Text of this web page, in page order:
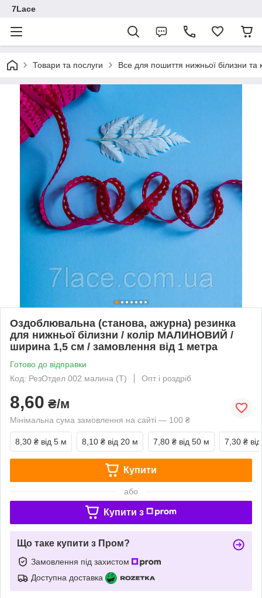
7Lace
Товари та послуги Все для пошиття нижньої білизни та
Оздоблювальна (станова, ажурна) резинка
для нижньої білизни / колір МАЛИНОВИЙ /
ширина 1,5 см / замовлення від 1 метра
Готово до відправки
Код: РезОтдел 002 малина (Т)
Опт і роздріб
8,60 ₴/м
Мінімальна сума замовлення на сайті — 100 ₴
8,30 ₴ від 5 м 8,10 ₴ від 20 м 7,80 ₴ від 50 м 7,30 ₴
Купити
або
Купити з
Що таке купити з Пром?
Замовлення під захистом
Доступна доставка